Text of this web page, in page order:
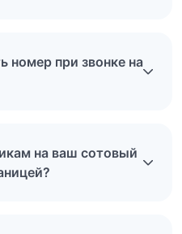
номер при звонке на
на ваш сотовый